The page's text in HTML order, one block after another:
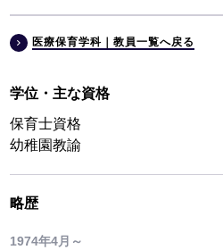
医療保育学科｜教員一覧へ戻る
学位・主な資格
保育士資格
幼稚園教諭
略歴
1974年4月～